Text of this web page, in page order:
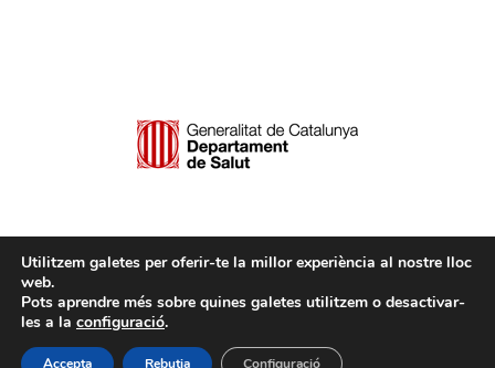
© Copyright - Máster en drogodependencias | Diseño web:
Solucionesproit|Avís Legal i Política de privacitat
Utilitzem galetes per oferir-te la millor experiència al nostre lloc
web.
Pots aprendre més sobre quines galetes utilitzem o desactivar-
les a la configuració.
Accepta Rebutja Configuració